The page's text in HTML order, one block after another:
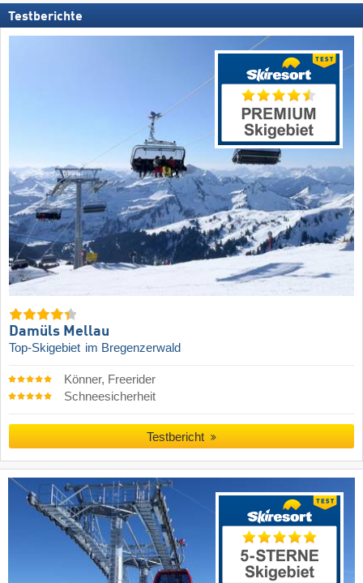
Testberichte
Damüls Mellau
Top-Skigebiet im Bregenzerwald
Könner, Freerider
Schneesicherheit
Testbericht